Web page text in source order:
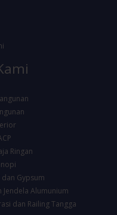
Ringan
dan Gypsum
Jendela Alumunium
dan Railing Tangga